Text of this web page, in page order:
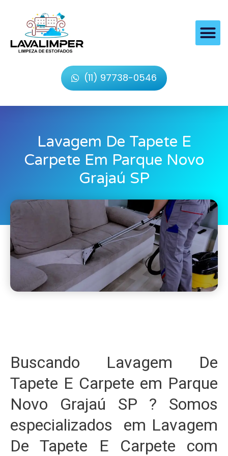
(11) 97738-0546
Lavagem De Tapete E
Carpete Em Parque Novo
Grajaú SP
Buscando Lavagem De
Tapete E Carpete em Parque
Novo Grajaú SP ? Somos
especializados em Lavagem
De Tapete E Carpete com